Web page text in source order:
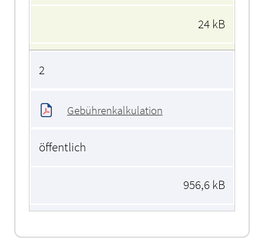
24 kB
2
Gebührenkalkulation
öffentlich
956,6 kB